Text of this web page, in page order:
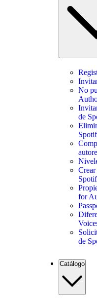
No
de
for
de
Catálogo